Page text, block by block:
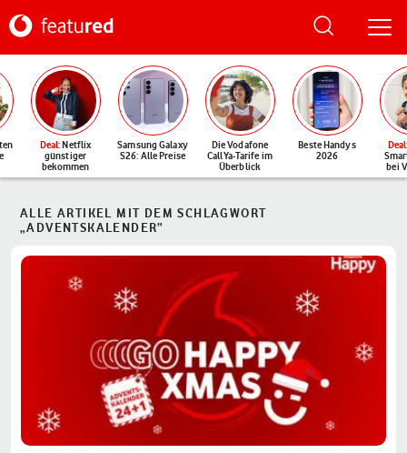
Deal: Netflix
günstiger
bekommen
Samsung Galaxy
S26: Alle Preise
Die Vodafone
CallYa-Tarife im
Überblick
Beste Handys
2026
Deal
bei
ALLE ARTIKEL MIT DEM SCHLAGWORT
„ADVENTSKALENDER“